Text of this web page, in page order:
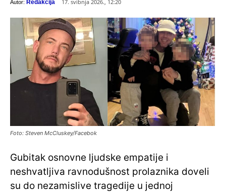
Autor: Redakcija 17. svibnja 2026., 12:20
Foto: Steven McCluskey/Facebok
Gubitak osnovne ljudske empatije i
neshvatljiva ravnodušnost prolaznika doveli
su do nezamislive tragedije u jednoj